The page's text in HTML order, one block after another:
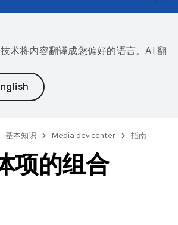
术将内容翻译成您偏好的语言。AI 翻
基本知识 Media dev center 指南
项的组合